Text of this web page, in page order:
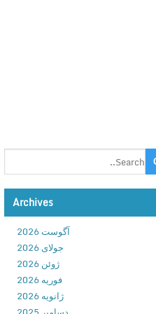
Archives
آگوست 2026
جولای 2026
ژوئن 2026
فوریه 2026
ژانویه 2026